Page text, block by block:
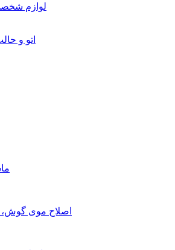
لوازم
اتو و
اصلاح موی گوش،